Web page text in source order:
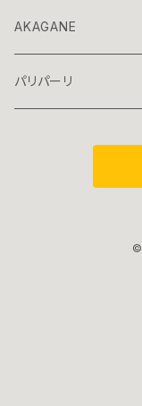
AKAGANE
パリパーリ
©